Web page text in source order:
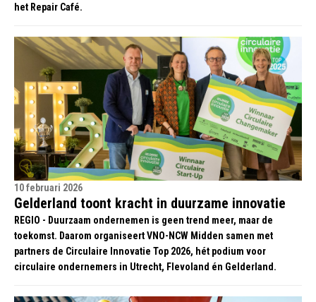
het Repair Café.
10 februari 2026
Gelderland toont kracht in duurzame innovatie
REGIO - Duurzaam ondernemen is geen trend meer, maar de
toekomst. Daarom organiseert VNO-NCW Midden samen met
partners de Circulaire Innovatie Top 2026, hét podium voor
circulaire ondernemers in Utrecht, Flevoland én Gelderland.